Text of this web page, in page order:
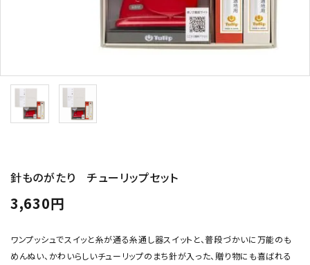
プライバシーポリシー
特定商取引法について
針ものがたり チューリップセット
3,630円
ワンプッシュでスイッと糸が通る糸通し器スイットと、普段づかいに万能のも
めんぬい、かわいらしいチューリップのまち針が入った、贈り物にも喜ばれる